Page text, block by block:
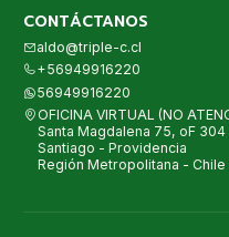
CONTÁCTANOS
aldo@triple-c.cl
+56949916220
56949916220
OFICINA VIRTUAL (NO
Santa Magdalena 75, oF 304
Santiago - Providencia
Región Metropolitana - Chile